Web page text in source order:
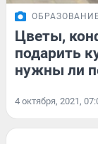
Цветы,
подарить
нужны ли
4 октября, 2021,